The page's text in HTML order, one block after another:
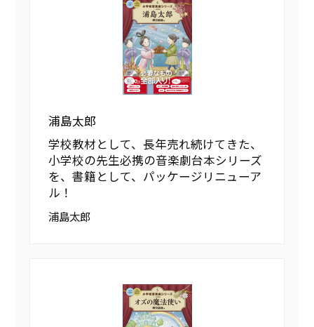
浦島太郎
学校教材として、長年売れ続けてきた、
小学校の先生必携の音楽劇台本シリーズ
を、書籍として、パッケージリニューア
ル！
浦島太郎